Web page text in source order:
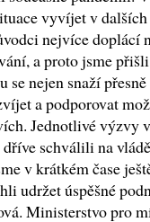
vyvíjet v
nejvíce doplácí
a proto jsme
se nejen snaží
a podporovat
Jednotlivé výzvy
schválili na
v krátkém čase
udržet úspěšné
Ministerstvo pro